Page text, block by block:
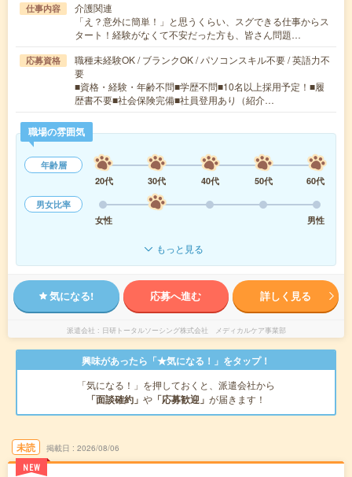
仕事内容
介護関連
「え？意外に簡単！」と思うくらい、スグできる仕事からス
タート！経験がなくて不安だった方も、皆さん問題…
応募資格
職種未経験OK / ブランクOK / パソコンスキル不要 / 英語力不
要
■資格・経験・年齢不問■学歴不問■10名以上採用予定！■履
歴書不要■社会保険完備■社員登用あり（紹介…
職場の雰囲気
年齢層
20代
30代 40代 50代
60代
男女比率
女性
男性
もっと見る
気になる! 応募へ進む 詳しく見る
派遣会社 日研トータルソーシング株式会社 メディカルケア事業部
興味があったら「★気になる！」をタップ！
「気になる！」を押しておくと、派遣会社から
「面談確約」 や 「応募歓迎」 が届きます！
未読
NEW
掲載日 2026/08/06